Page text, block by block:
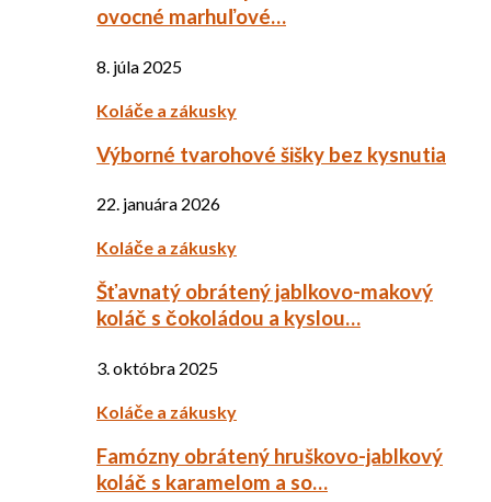
ovocné marhuľové…
8. júla 2025
Koláče a zákusky
Výborné tvarohové šišky bez kysnutia
22. januára 2026
Koláče a zákusky
Šťavnatý obrátený jablkovo-makový
koláč s čokoládou a kyslou…
3. októbra 2025
Koláče a zákusky
Famózny obrátený hruškovo-jablkový
koláč s karamelom a so…